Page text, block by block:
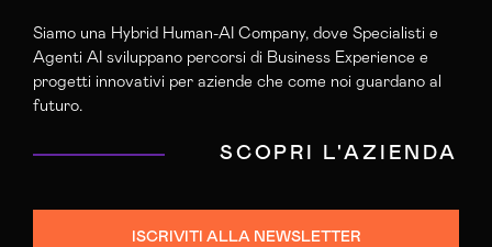
Agenzia Social Media Marketing Torino
Agenzia Web Marketing Torino
Campagne Adv Social Torino
Campagne Display Advertising Torino
Siamo una Hybrid Human-AI Company, dove Specialisti e
Agenti AI sviluppano percorsi di Business Experience e
progetti innovativi per aziende che come noi guardano al
futuro.
SCOPRI L'AZIENDA
ISCRIVITI ALLA NEWSLETTER